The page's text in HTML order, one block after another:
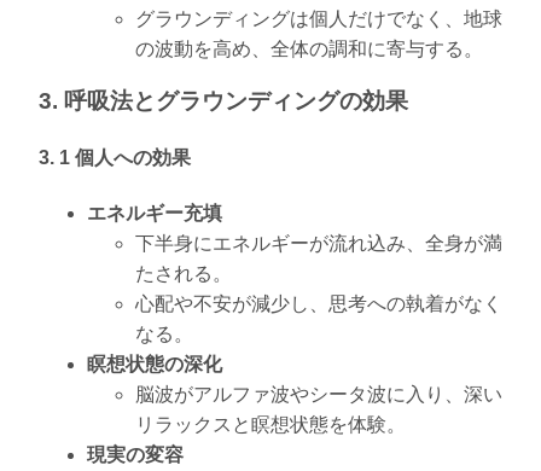
グラウンディングは個人だけでなく、地球
の波動を高め、全体の調和に寄与する。
3. 呼吸法とグラウンディングの効果
3. 1 個人への効果
エネルギー充填
下半身にエネルギーが流れ込み、全身が満
たされる。
心配や不安が減少し、思考への執着がなく
なる。
瞑想状態の深化
脳波がアルファ波やシータ波に入り、深い
リラックスと瞑想状態を体験。
現実の変容